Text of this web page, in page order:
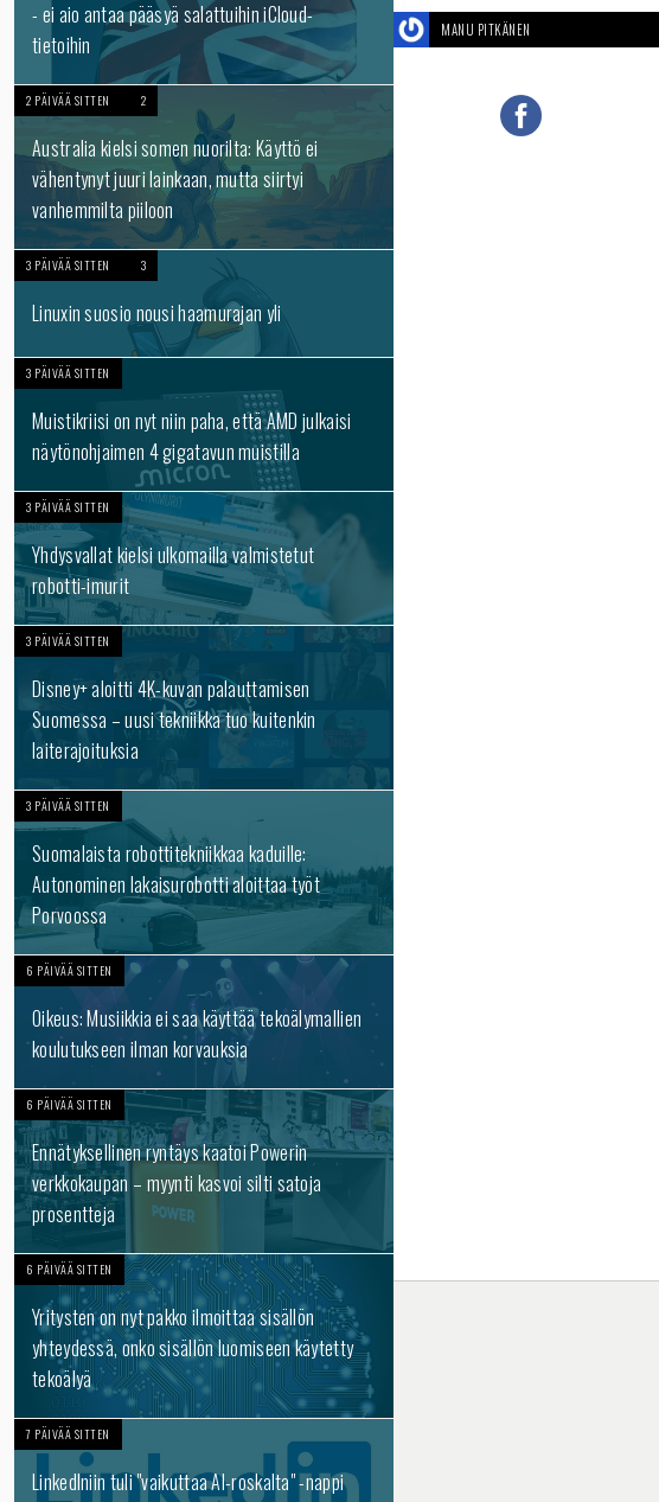
- ei aio antaa pääsyä salattuihin iCloud-
tietoihin
2 PÄIVÄÄ SITTEN 2
Australia kielsi somen nuorilta: Käyttö ei
vähentynyt juuri lainkaan, mutta siirtyi
vanhemmilta piiloon
3 PÄIVÄÄ SITTEN 3
Linuxin suosio nousi haamurajan yli
3 PÄIVÄÄ SITTEN
Muistikriisi on nyt niin paha, että AMD julkaisi
näytönohjaimen 4 gigatavun muistilla
3 PÄIVÄÄ SITTEN
Yhdysvallat kielsi ulkomailla valmistetut
robotti-imurit
3 PÄIVÄÄ SITTEN
Disney+ aloitti 4K-kuvan palauttamisen
Suomessa – uusi tekniikka tuo kuitenkin
laiterajoituksia
3 PÄIVÄÄ SITTEN
Suomalaista robottitekniikkaa kaduille:
Autonominen lakaisurobotti aloittaa työt
Porvoossa
6 PÄIVÄÄ SITTEN
Oikeus: Musiikkia ei saa käyttää tekoälymallien
koulutukseen ilman korvauksia
6 PÄIVÄÄ SITTEN
Ennätyksellinen ryntäys kaatoi Powerin
verkkokaupan – myynti kasvoi silti satoja
prosentteja
6 PÄIVÄÄ SITTEN
Yritysten on nyt pakko ilmoittaa sisällön
yhteydessä, onko sisällön luomiseen käytetty
tekoälyä
7 PÄIVÄÄ SITTEN
LinkedIniin tuli "vaikuttaa AI-roskalta" -nappi
MANU PITKÄNEN